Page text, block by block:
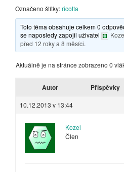
Označeno štítky:ricotta
Toto téma obsahuje celkem 0
se naposledy zapojil uživatel
před 12 roky a 8 měsíci.
Aktuálně je na stránce zobrazeno 0
Autor Příspěvky
10.12.2013 v 13:44
Kozel
Člen